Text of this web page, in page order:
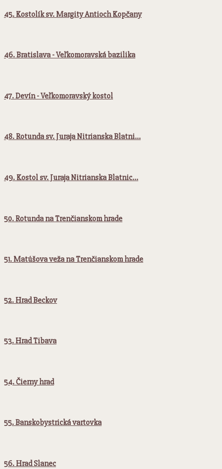
45. Kostolík sv. Margity Antioch Kopčany
46. Bratislava - Veľkomoravská bazilika
47. Devín - Veľkomoravský kostol
48. Rotunda sv. Juraja Nitrianska Blatni…
49. Kostol sv. Juraja Nitrianska Blatnic…
50. Rotunda na Trenčianskom hrade
51. Matúšova veža na Trenčianskom hrade
52. Hrad Beckov
53. Hrad Tibava
54. Čierny hrad
55. Banskobystrická vartovka
56. Hrad Slanec